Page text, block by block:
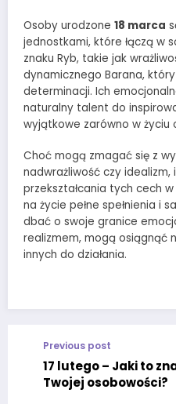
Osoby urodzone 18 marca
jednostkami, które łączą w
znaku Ryb, takie jak
dynamicznego Barana,
determinacji. Ich
naturalny talent do
wyjątkowe zarówno w życiu
Choć mogą zmagać się z
nadwrażliwość czy idealizm,
przekształcania tych cech w
na życie pełne spełnienia i
dbać o swoje granice
realizmem, mogą osiągnąć
innych do działania.
Previous post
17 lutego – Jaki to
Twojej osobowości?